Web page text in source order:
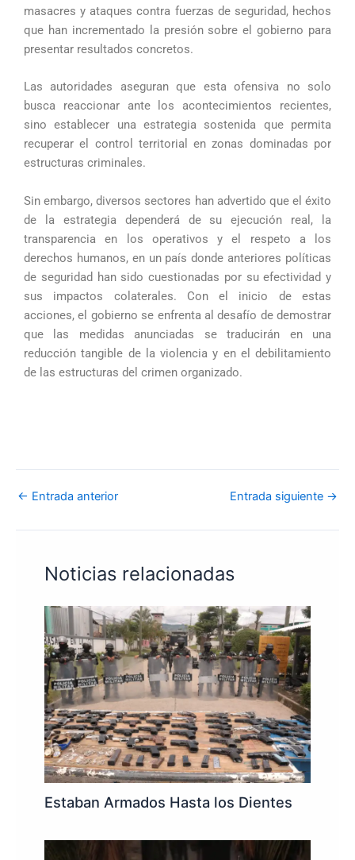
masacres y ataques contra fuerzas de seguridad, hechos
que han incrementado la presión sobre el gobierno para
presentar resultados concretos.
Las autoridades aseguran que esta ofensiva no solo
busca reaccionar ante los acontecimientos recientes,
sino establecer una estrategia sostenida que permita
recuperar el control territorial en zonas dominadas por
estructuras criminales.
Sin embargo, diversos sectores han advertido que el éxito
de la estrategia dependerá de su ejecución real, la
transparencia en los operativos y el respeto a los
derechos humanos, en un país donde anteriores políticas
de seguridad han sido cuestionadas por su efectividad y
sus impactos colaterales. Con el inicio de estas
acciones, el gobierno se enfrenta al desafío de demostrar
que las medidas anunciadas se traducirán en una
reducción tangible de la violencia y en el debilitamiento
de las estructuras del crimen organizado.
← Entrada anterior Entrada siguiente →
Noticias relacionadas
Estaban Armados Hasta los Dientes